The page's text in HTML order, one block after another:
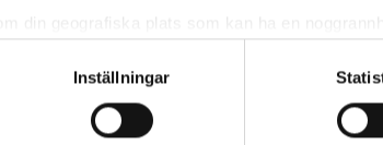
din geografiska plats som kan ha en
uppgifter behandlas och ställ in dina
när som helst från cookie-förklaringen.
Inställningar
Musik & Kultur